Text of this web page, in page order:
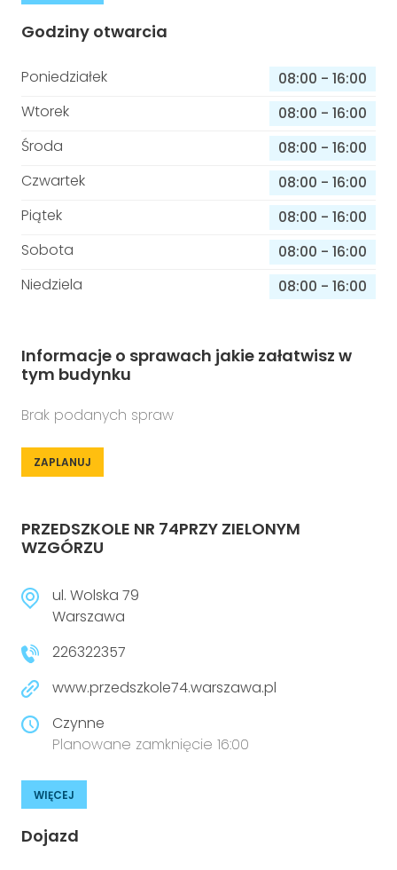
Godziny otwarcia
Poniedziałek 08:00 - 16:00
Wtorek
08:00 - 16:00
Środa
08:00 - 16:00
Czwartek
08:00 - 16:00
Piątek
08:00 - 16:00
Sobota
08:00 - 16:00
Niedziela
08:00 - 16:00
Informacje o sprawach jakie załatwisz w
tym budynku
Brak podanych spraw
ZAPLANUJ
PRZEDSZKOLE NR 74PRZY ZIELONYM
WZGÓRZU
ul. Wolska 79
Warszawa
226322357
www.przedszkole74.warszawa.pl
Czynne
Planowane zamknięcie 16:00
WIĘCEJ
Dojazd